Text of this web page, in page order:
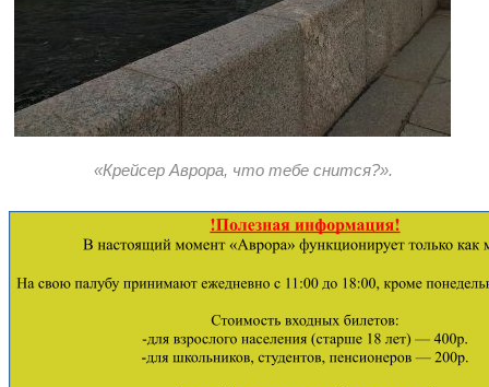
«Крейсер Аврора, что тебе снится?».